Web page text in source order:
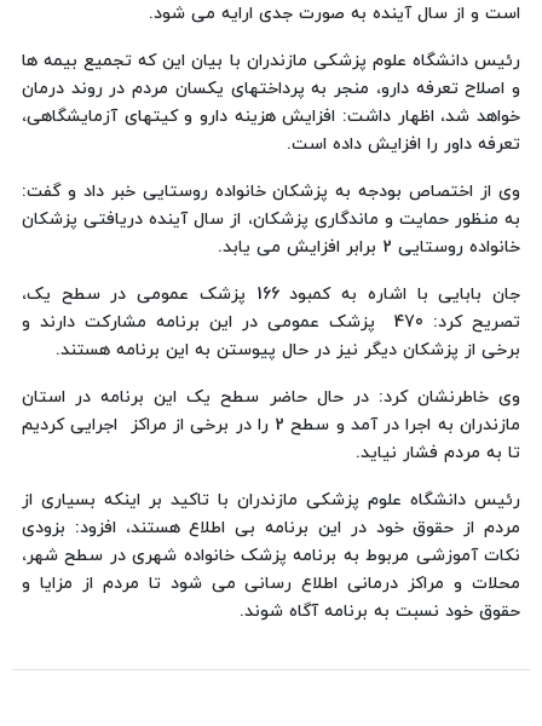
است و از سال آینده به صورت جدی ارایه می شود.
رئیس دانشگاه علوم پزشکی مازندران با بیان این که تجمیع بیمه ها
و اصلاح تعرفه دارو، منجر به پرداختهای یکسان مردم در روند درمان
خواهد شد، اظهار داشت: افزایش هزینه دارو و کیتهای آزمایشگاهی،
تعرفه داور را افزایش داده است.
وی از اختصاص بودجه به پزشکان خانواده روستایی خبر داد و گفت:
به منظور حمایت و ماندگاری پزشکان، از سال آینده دریافتی پزشکان
خانواده روستایی 2 برابر افزایش می یابد.
جان بابایی با اشاره به کمبود 166 پزشک عمومی در سطح یک،
تصریح کرد: 470 پزشک عمومی در این برنامه مشارکت دارند و
برخی از پزشکان دیگر نیز در حال پیوستن به این برنامه هستند.
وی خاطرنشان کرد: در حال حاضر سطح یک این برنامه در استان
مازندران به اجرا در آمد و سطح 2 را در برخی از مراکز اجرایی کردیم
تا به مردم فشار نیاید.
رئیس دانشگاه علوم پزشکی مازندران با تاکید بر اینکه بسیاری از
مردم از حقوق خود در این برنامه بی اطلاع هستند، افزود: بزودی
نکات آموزشی مربوط به برنامه پزشک خانواده شهری در سطح شهر،
محلات و مراکز درمانی اطلاع رسانی می شود تا مردم از مزایا و
حقوق خود نسبت به برنامه آگاه شوند.